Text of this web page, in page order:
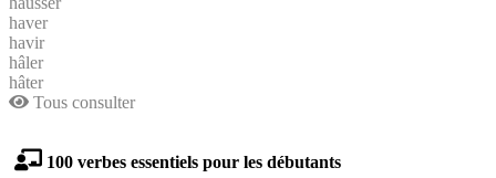
haver
havir
hâler
hâter
Tous consulter
100 verbes essentiels pour les débutants